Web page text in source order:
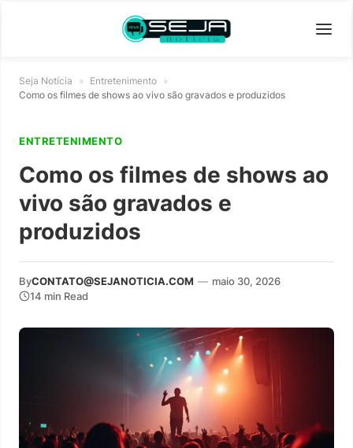
Seja Notícia » Entretenimento »
Como os filmes de shows ao vivo são gravados e produzidos
ENTRETENIMENTO
Como os filmes de shows ao
vivo são gravados e
produzidos
ByCONTATO@SEJANOTICIA.COM — maio 30, 2026
14 min Read